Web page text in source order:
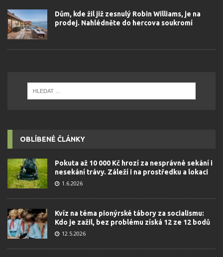
Dům, kde žil již zesnulý Robin Williams, je na
prodej. Nahlédněte do hercova soukromí
OBLÍBENÉ ČLÁNKY
Pokuta až 10 000 Kč hrozí za nesprávné sekání i
nesekání trávy. Záleží i na prostředku a lokaci
1.6.2026
Kvíz na téma pionýrské tábory za socialismu:
Kdo je zažil, bez problému získá 12 ze 12 bodů
12.5.2026